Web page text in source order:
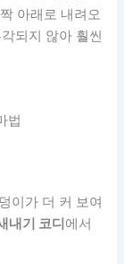
아래로 내려오
되지 않아 훨씬
법
이가 더 커 보여
내기 코디 에서